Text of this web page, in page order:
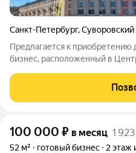
Санкт-Петербург,Суворовский
Предлагается к
бизнес, расположенный в
(416м2 + 110м2 +
100 000 ₽ в месяц 1
52 м² готовый бизнес 2 этаж